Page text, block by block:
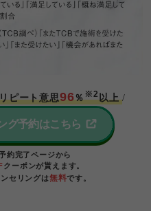
ピート意思96％※2以上 /
グ予約はこちら
約完了ページから
クーポンが貰えます。
セリングは無料です。